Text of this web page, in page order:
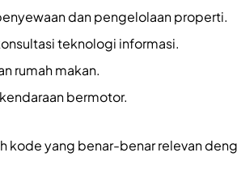
dan pengelolaan properti.
teknologi informasi.
rumah makan.
bermotor.
kode yang benar-benar relevan